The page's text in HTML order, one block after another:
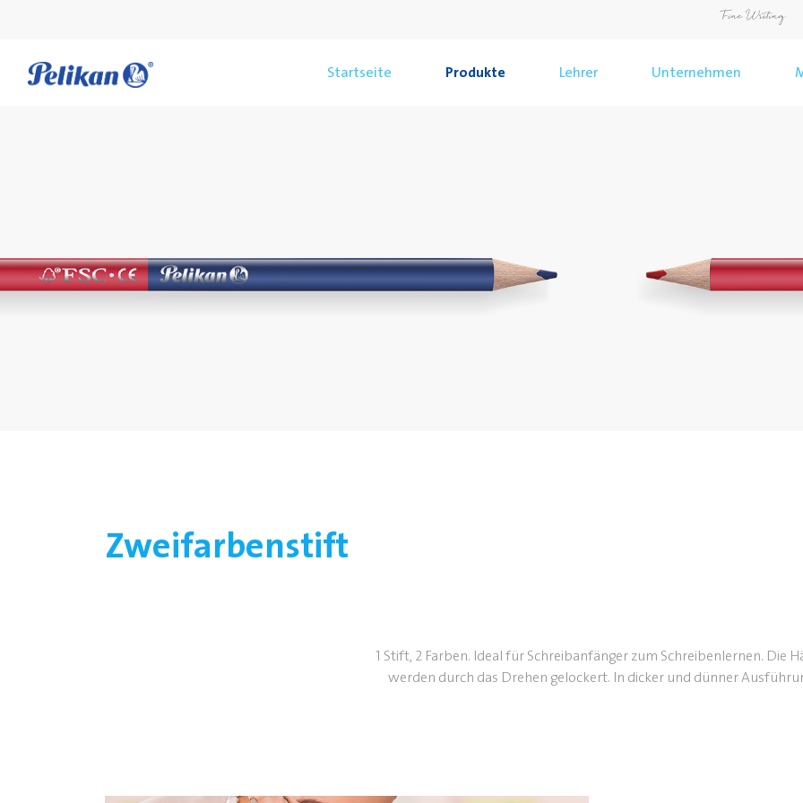
Startseite Produkte Lehrer Unternehmen
Zweifarbenstift
1 Stift, 2 Farben. Ideal für Schreibanfänger zum Schreibenlernen. Die
werden durch das Drehen gelockert. In dicker und dünner